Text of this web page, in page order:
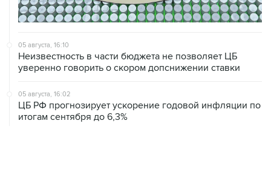
05 августа, 16:10
Неизвестность в части бюджета не позволяет ЦБ
уверенно говорить о скором допснижении ставки
05 августа, 16:02
ЦБ РФ прогнозирует ускорение годовой инфляции по
итогам сентября до 6,3%